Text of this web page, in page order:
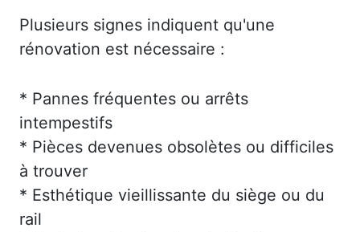
Plusieurs signes indiquent qu'une
rénovation est nécessaire :
* Pannes fréquentes ou arrêts
intempestifs
* Pièces devenues obsolètes ou difficiles
à trouver
* Esthétique vieillissante du siège ou du
rail